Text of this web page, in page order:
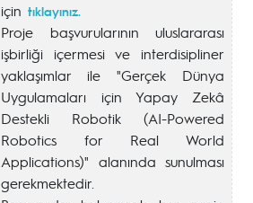
için tıklayınız.
Proje başvurularının uluslararası
işbirliği içermesi ve interdisipliner
yaklaşımlar ile "Gerçek Dünya
Uygulamaları için Yapay Zekâ
Destekli Robotik (AI-Powered
Robotics for Real World
Applications)" alanında sunulması
gerekmektedir.